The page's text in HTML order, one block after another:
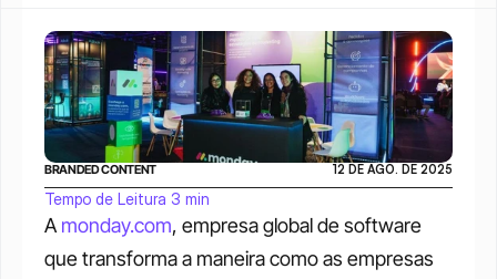
A monday.com, empresa global de software
que transforma a maneira como as empresas
BRANDED CONTENT 12 DE AGO. DE 2025
Tempo de Leitura 3 min